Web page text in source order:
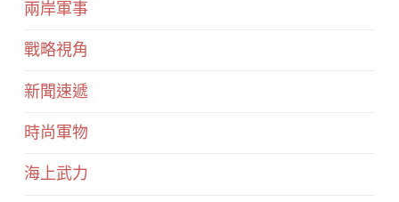
兩岸軍事
戰略視角
新聞速遞
時尚軍物
海上武力